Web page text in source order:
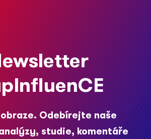
Odebírejte naše
studie, komentáře